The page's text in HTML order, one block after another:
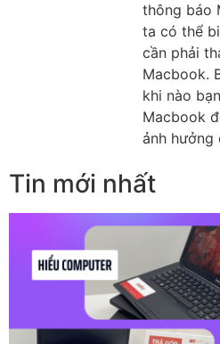
thông báo
ta có thể
cần phải
Macbook.
khi nào
Macbook
ảnh
Tin mới nhất